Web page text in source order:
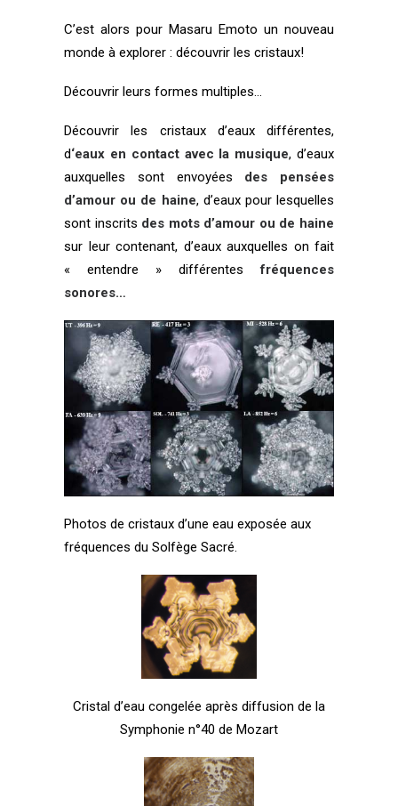
C’est alors pour Masaru Emoto un nouveau
monde à explorer : découvrir les cristaux!
Découvrir leurs formes multiples…
Découvrir les cristaux d’eaux différentes,
d‘eaux en contact avec la musique, d’eaux
auxquelles sont envoyées des pensées
d’amour ou de haine, d’eaux pour lesquelles
sont inscrits des mots d’amour ou de haine
sur leur contenant, d’eaux auxquelles on fait
« entendre » différentesfréquences
sonores…
Photos de cristaux d’une eau exposée aux
fréquences du Solfège Sacré.
Cristal d’eau congelée après diffusion de la
Symphonie n°40 de Mozart